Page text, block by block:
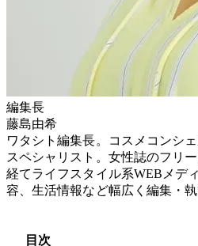
編集長
藤島由希
ワタシト編集長。コスメコンシ
スペシャリスト。女性誌のフリ
経てライフスタイル系WEBメデ
容、生活情報など幅広く編集・執
目次